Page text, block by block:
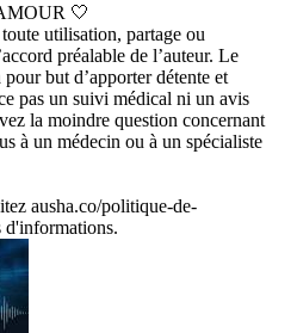
🤍
utilisation, partage ou
préalable de l’auteur. Le
but d’apporter détente et
pas un suivi médical ni un avis
la moindre question concernant
à un médecin ou à un spécialiste
ausha.co/politique-de-